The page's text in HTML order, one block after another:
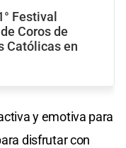
Festival
Coros de
Católicas en
y emotiva para
disfrutar con